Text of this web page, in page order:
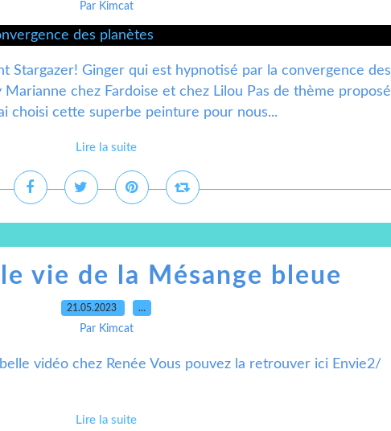
Par Kimcat
Stargazer! Ginger qui est hypnotisé par la convergence des
chez Fardoise et chez Lilou Pas de thème proposé
choisi cette superbe peinture pour nous...
Lire la suite
vie de la Mésange bleue
21.05.2023 …
Par Kimcat
vidéo chez Renée Vous pouvez la retrouver ici Envie2/
Lire la suite